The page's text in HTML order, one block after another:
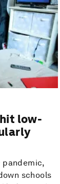
low-
pandemic,
schools